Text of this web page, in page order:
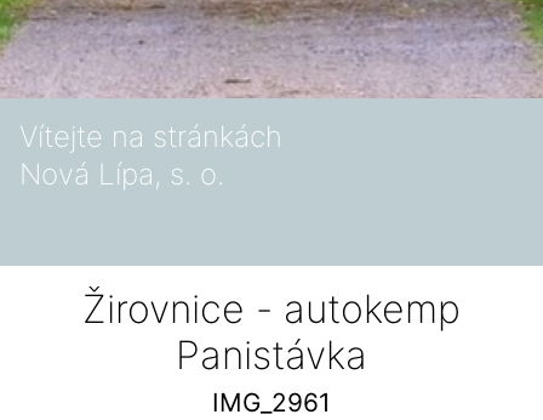
Vítejte na stránkách
Nová Lípa, s. o.
Žirovnice - autokemp
Panistávka
IMG_2961